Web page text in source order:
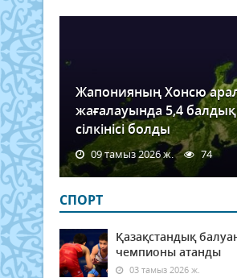
Жапонияның Хонсю
жағалауында 5,4
сілкінісі болды
09 тамыз 2026 ж. 74
СПОРТ
Қазақстандық
чемпионы атанды
03 тамыз 2026 ж.